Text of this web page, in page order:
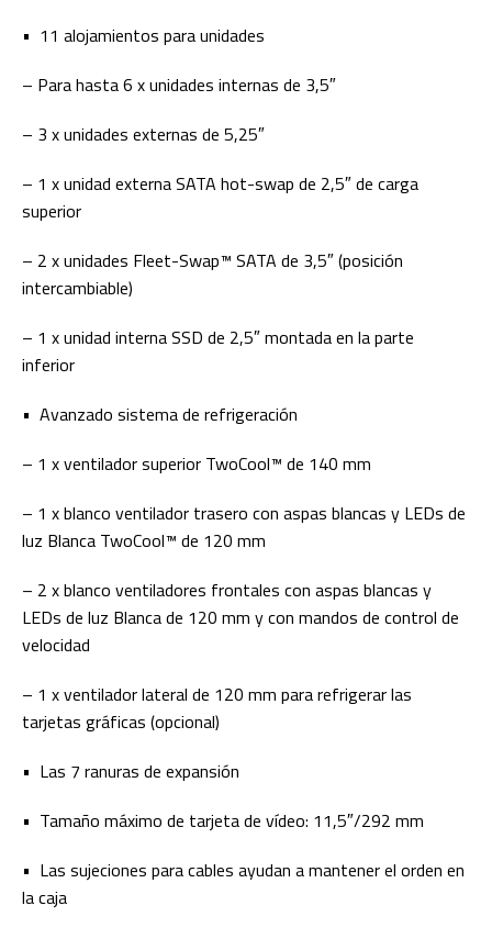
• 11 alojamientos para unidades
– Para hasta 6 x unidades internas de 3,5″
– 3 x unidades externas de 5,25″
– 1 x unidad externa SATA hot-swap de 2,5″ de carga
superior
– 2 x unidades Fleet-Swap™ SATA de 3,5″ (posición
intercambiable)
– 1 x unidad interna SSD de 2,5″ montada en la parte
inferior
• Avanzado sistema de refrigeración
– 1 x ventilador superior TwoCool™ de 140 mm
– 1 x blanco ventilador trasero con aspas blancas y LEDs de
luz Blanca TwoCool™ de 120 mm
– 2 x blanco ventiladores frontales con aspas blancas y
LEDs de luz Blanca de 120 mm y con mandos de control de
velocidad
– 1 x ventilador lateral de 120 mm para refrigerar las
tarjetas gráficas (opcional)
• Las 7 ranuras de expansión
• Tamaño máximo de tarjeta de vídeo: 11,5″/292 mm
• Las sujeciones para cables ayudan a mantener el orden en
la caja